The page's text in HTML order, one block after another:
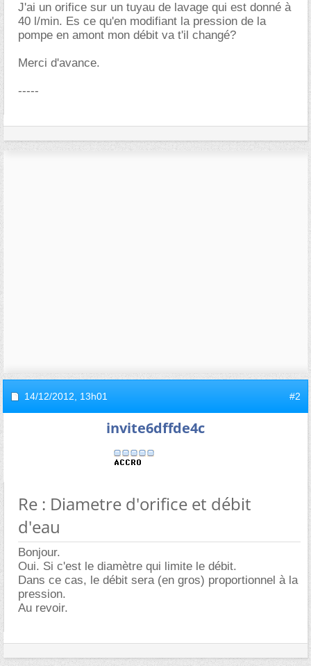
J'ai un orifice sur un tuyau de lavage qui est donné à
40 l/min. Es ce qu'en modifiant la pression de la
pompe en amont mon débit va t'il changé?
Merci d'avance.
-----
14/12/2012, 13h01 #2
invite6dffde4c
Re : Diametre d'orifice et débit
d'eau
Bonjour.
Oui. Si c'est le diamètre qui limite le débit.
Dans ce cas, le débit sera (en gros) proportionnel à la
pression.
Au revoir.